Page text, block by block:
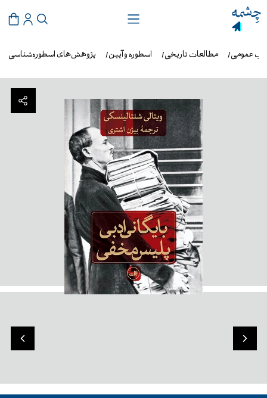
پژوهش‌های اسطوره‌شناسی اسطوره و آیین مطالعات تاریخی عمومی